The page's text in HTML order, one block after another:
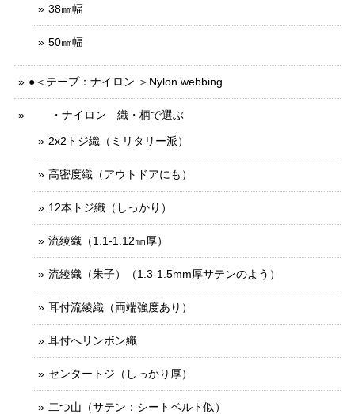
38㎜幅
50㎜幅
●＜テープ：ナイロン ＞Nylon webbing
・ナイロン 織・柄で選ぶ
2x2トジ織（ミリタリー派）
高密度織（アウトドアにも）
12本トジ織（しっかり）
流綾織（1.1-1.12㎜厚）
流綾織（朱子）（1.3-1.5mm厚サテンのよう）
耳付流綾織（両端強度あり）
耳付へリンボン織
センタートジ（しっかり厚）
二つ山（サテン：シートベルト似）